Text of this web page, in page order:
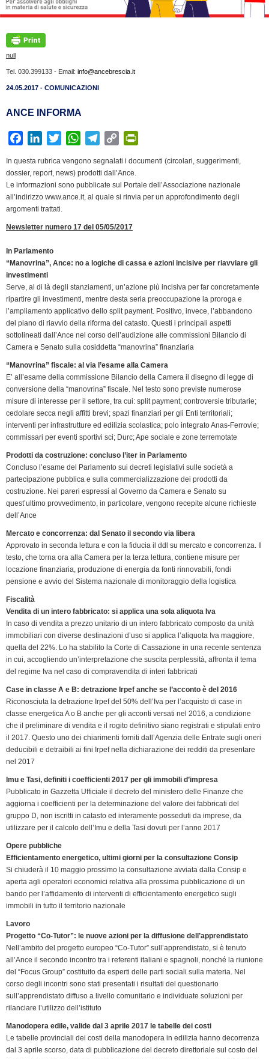
null
Tel. 030.399133 - Email: info@ancebrescia.it
24.05.2017 - COMUNICAZIONI
ANCE INFORMA
c
e
b
o
o
n
k
e
d
I
t
t
e
r
W
a
t
s
p
l
e
g
a
C
p
y
L
n
i
n
t
n
l
y
In questa rubrica vengono segnalati i documenti (circolari, suggerimenti,
dossier, report, news) prodotti dall’Ance.
Le informazioni sono pubblicate sul Portale dell’Associazione nazionale
all’indirizzo www.ance.it, al quale si rinvia per un approfondimento degli
argomenti trattati.
Newsletter numero 17 del 05/05/2017
In Parlamento
“Manovrina”, Ance: no a logiche di cassa e azioni incisive per riavviare gli
investimenti
Serve, al di là degli stanziamenti, un’azione più incisiva per far concretamente
ripartire gli investimenti, mentre desta seria preoccupazione la proroga e
l’ampliamento applicativo dello split payment. Positivo, invece, l’abbandono
del piano di riavvio della riforma del catasto. Questi i principali aspetti
sottolineati dall’Ance nel corso dell’audizione alle commissioni Bilancio di
Camera e Senato sulla cosiddetta “manovrina” finanziaria
“Manovrina” fiscale: al via l’esame alla Camera
E’ all’esame della commissione Bilancio della Camera il disegno di legge di
conversione della “manovrina” fiscale. Nel testo sono previste numerose
misure di interesse per il settore, tra cui: split payment; controversie tributarie;
cedolare secca negli affitti brevi; spazi finanziari per gli Enti territoriali;
interventi per infrastrutture ed edilizia scolastica; polo integrato Anas-Ferrovie;
commissari per eventi sportivi sci; Durc; Ape sociale e zone terremotate
Prodotti da costruzione: concluso l’iter in Parlamento
Concluso l’esame del Parlamento sui decreti legislativi sulle società a
partecipazione pubblica e sulla commercializzazione dei prodotti da
costruzione. Nei pareri espressi al Governo da Camera e Senato su
quest’ultimo provvedimento, in particolare, vengono recepite alcune richieste
dell’Ance
Mercato e concorrenza: dal Senato il secondo via libera
Approvato in seconda lettura e con la fiducia il ddl su mercato e concorrenza. Il
testo, che torna ora alla Camera per la terza lettura, contiene misure per
locazione finanziaria, produzione di energia da fonti rinnovabili, fondi
pensione e avvio del Sistema nazionale di monitoraggio della logistica
Fiscalità
Vendita di un intero fabbricato: si applica una sola aliquota Iva
In caso di vendita a prezzo unitario di un intero fabbricato composto da unità
immobiliari con diverse destinazioni d’uso si applica l’aliquota Iva maggiore,
quella del 22%. Lo ha stabilito la Corte di Cassazione in una recente sentenza
in cui, accogliendo un’interpretazione che suscita perplessità, affronta il tema
del regime Iva nel caso di compravendita di interi fabbricati
Case in classe A e B: detrazione Irpef anche se l’acconto è del 2016
Riconosciuta la detrazione Irpef del 50% dell’Iva per l’acquisto di case in
classe energetica A o B anche per gli acconti versati nel 2016, a condizione
che il preliminare di vendita e il rogito definitivo siano registrati e stipulati entro
il 2017. Questo uno dei chiarimenti forniti dall’Agenzia delle Entrate sugli oneri
deducibili e detraibili ai fini Irpef nella dichiarazione dei redditi da presentare
nel 2017
Imu e Tasi, definiti i coefficienti 2017 per gli immobili d’impresa
Pubblicato in Gazzetta Ufficiale il decreto del ministero delle Finanze che
aggiorna i coefficienti per la determinazione del valore dei fabbricati del
gruppo D, non iscritti in catasto ed interamente posseduti da imprese, da
utilizzare per il calcolo dell’Imu e della Tasi dovuti per l’anno 2017
Opere pubbliche
Efficientamento energetico, ultimi giorni per la consultazione Consip
Si chiuderà il 10 maggio prossimo la consultazione avviata dalla Consip e
aperta agli operatori economici relativa alla prossima pubblicazione di un
bando per l’affidamento di interventi di efficientamento energetico sugli
immobili in tutto il territorio nazionale
Lavoro
Progetto “Co-Tutor”: le nuove azioni per la diffusione dell’apprendistato
Nell’ambito del progetto europeo “Co-Tutor” sull’apprendistato, si è tenuto
all’Ance il secondo incontro tra i referenti italiani e spagnoli, nonché la riunione
del “Focus Group” costituito da esperti delle parti sociali sulla materia. Nel
corso degli incontri sono stati presentati i risultati del questionario
sull’apprendistato diffuso a livello comunitario e individuate soluzioni per
rilanciare l’utilizzo dell’istituto
Manodopera edile, valide dal 3 aprile 2017 le tabelle dei costi
Le tabelle provinciali dei costi della manodopera in edilizia hanno decorrenza
dal 3 aprile scorso, data di pubblicazione del decreto direttoriale sul costo del